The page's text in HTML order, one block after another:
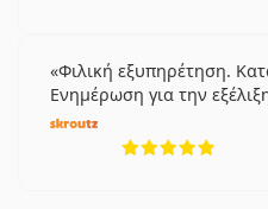
Φιλική εξυπηρέτηση.
Ενημέρωση για την